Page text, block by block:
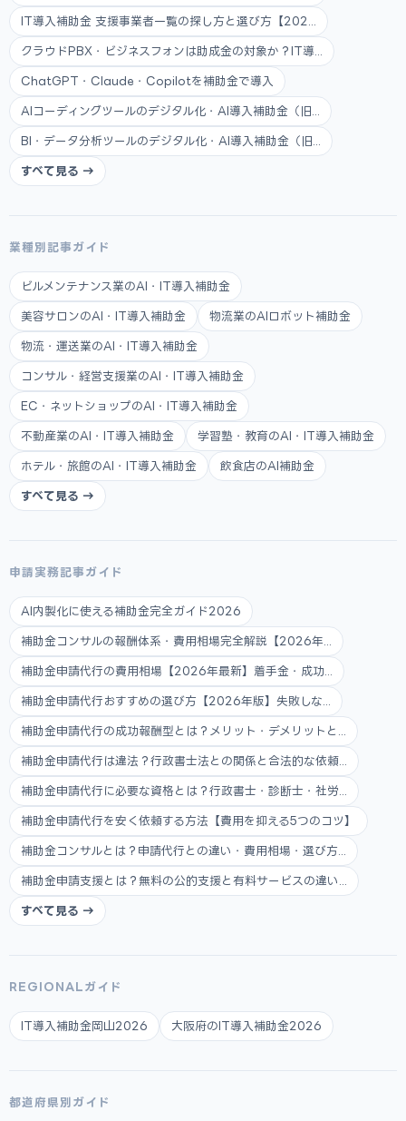
IT導入補助金 支援事業者一覧の探し方と選び方【202...
クラウドPBX・ビジネスフォンは助成金の対象か？IT導...
ChatGPT・Claude・Copilotを補助金で導入
AIコーディングツールのデジタル化・AI導入補助金（旧...
BI・データ分析ツールのデジタル化・AI導入補助金（旧...
すべて見る →
業種別記事ガイド
ビルメンテナンス業のAI・IT導入補助金
美容サロンのAI・IT導入補助金 物流業のAIロボット補助金
物流・運送業のAI・IT導入補助金
コンサル・経営支援業のAI・IT導入補助金
EC・ネットショップのAI・IT導入補助金
不動産業のAI・IT導入補助金 学習塾・教育のAI・IT導入補助金
ホテル・旅館のAI・IT導入補助金 飲食店のAI補助金
すべて見る →
申請実務記事ガイド
AI内製化に使える補助金完全ガイド2026
補助金コンサルの報酬体系・費用相場完全解説【2026年...
補助金申請代行の費用相場【2026年最新】着手金・成功...
補助金申請代行おすすめの選び方【2026年版】失敗しな...
補助金申請代行の成功報酬型とは？メリット・デメリットと...
補助金申請代行は違法？行政書士法との関係と合法的な依頼...
補助金申請代行に必要な資格とは？行政書士・診断士・社労...
補助金申請代行を安く依頼する方法【費用を抑える5つのコツ】
補助金コンサルとは？申請代行との違い・費用相場・選び方...
補助金申請支援とは？無料の公的支援と有料サービスの違い...
すべて見る →
REGIONALガイド
IT導入補助金岡山2026 大阪府のIT導入補助金2026
都道府県別ガイド